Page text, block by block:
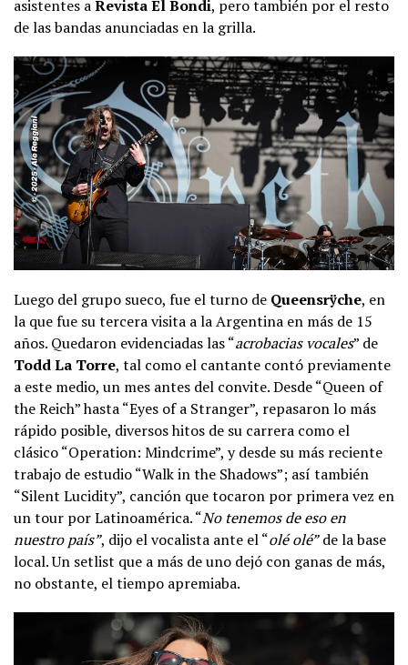
asistentes aRevista El Bondi, pero también por el resto
de las bandas anunciadas en la grilla.
Luego del grupo sueco, fue el turno de Queensrÿche, en
la que fue su tercera visita a la Argentina en más de 15
años. Quedaron evidenciadas las “acrobacias vocales” de
Todd La Torre, tal como el cantante contó previamente
a este medio, un mes antes del convite. Desde “Queen of
the Reich” hasta “Eyes of a Stranger”, repasaron lo más
rápido posible, diversos hitos de su carrera como el
clásico “Operation: Mindcrime”, y desde su más reciente
trabajo de estudio “Walk in the Shadows”; así también
“Silent Lucidity”, canción que tocaron por primera vez en
un tour por Latinoamérica. “No tenemos de eso en
nuestro país”, dijo el vocalista ante el “olé olé”de la base
local. Un setlist que a más de uno dejó con ganas de más,
no obstante, el tiempo apremiaba.